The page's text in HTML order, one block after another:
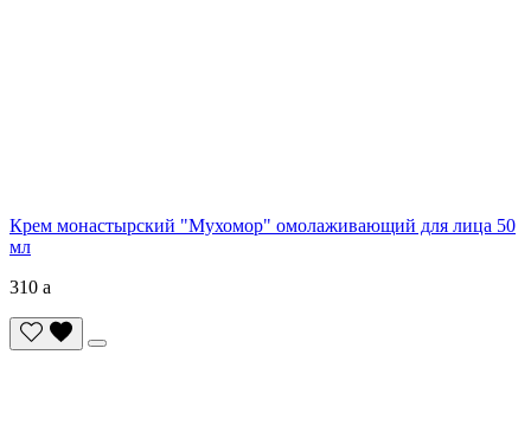
Крем монастырский "Мухомор" омолаживающий для лица 50
мл
310 a